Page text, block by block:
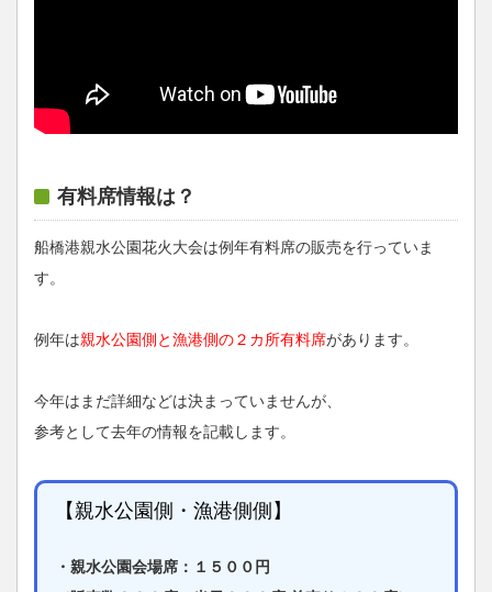
有料席情報は？
船橋港親水公園花火大会は例年有料席の販売を行っていま
す。
例年は親水公園側と漁港側の２カ所有料席があります。
今年はまだ詳細などは決まっていませんが、
参考として去年の情報を記載します。
【親水公園側・漁港側側】
・親水公園会場席：１５００円